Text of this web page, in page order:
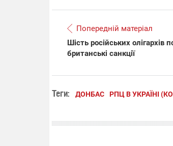
Попередній матеріал
Шість російських олігархів
британські санкції
Теги: ДОНБАС РПЦ В УКРАЇНІ